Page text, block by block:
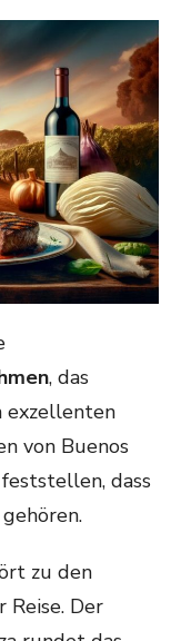
, das
exzellenten
von Buenos
dass
zu den
Reise. Der